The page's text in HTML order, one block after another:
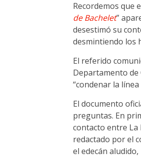
Recordemos que
de Bachelet”
desestimó su
desmintiendo los
El referido
Departamento de
“condenar la
El documento
preguntas. En
contacto entre La
redactado por el
el edecán